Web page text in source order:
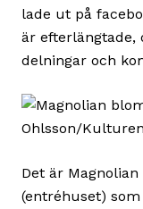
lade ut på
är efterlängtade,
delningar och
Det är
(entréhuset)